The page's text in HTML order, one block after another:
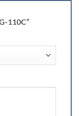
110C”